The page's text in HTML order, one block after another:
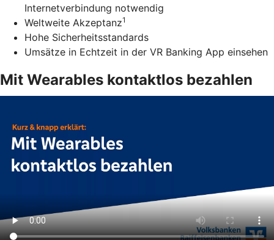
Internetverbindung notwendig
Weltweite Akzeptanz1
Hohe Sicherheitsstandards
Umsätze in Echtzeit in der VR Banking App einsehen
Mit Wearables kontaktlos bezahlen